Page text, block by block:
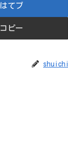
はてブ
コピー
shuichi